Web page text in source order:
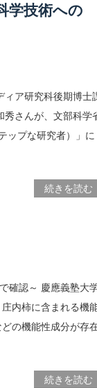
学技術への
ィア研究科後期博士
秀さんが、文部科学
ップな研究者）」に
続きを読む
確認～ 慶應義塾大
内柿に含まれる機
の機能性成分が存
続きを読む